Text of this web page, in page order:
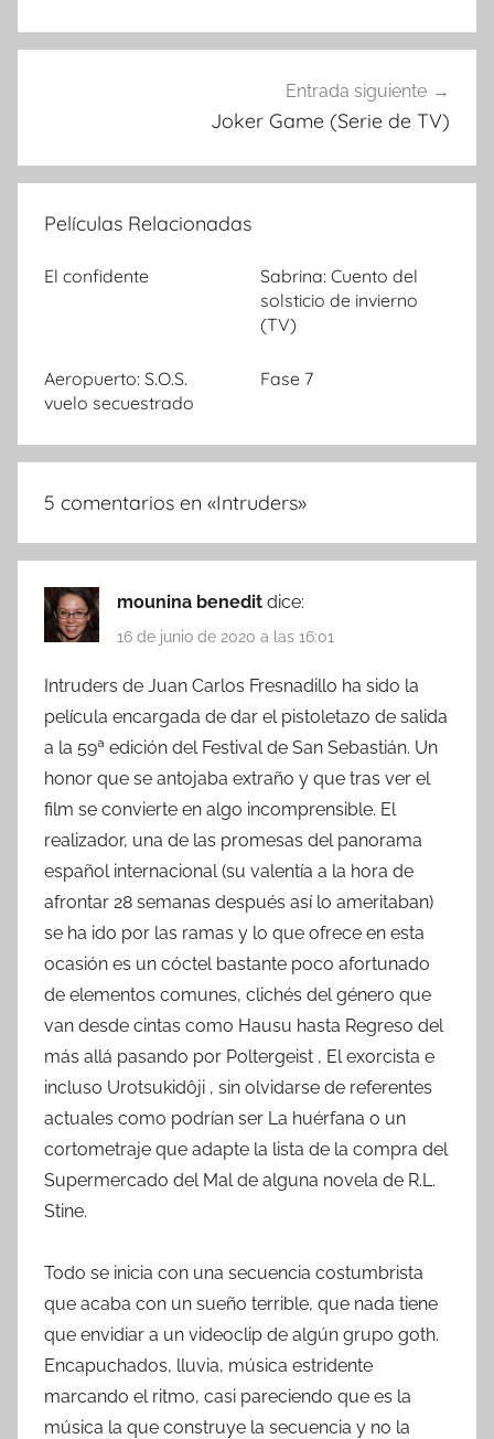
entradas
Entrada siguiente
Joker Game (Serie de TV)
Películas Relacionadas
El confidente
Sabrina: Cuento del
solsticio de invierno
(TV)
Aeropuerto: S.O.S.
vuelo secuestrado
Fase 7
5 comentarios en «Intruders»
mounina benedit dice:
16 de junio de 2020 a las 16:01
Intruders de Juan Carlos Fresnadillo ha sido la
película encargada de dar el pistoletazo de salida
a la 59ª edición del Festival de San Sebastián. Un
honor que se antojaba extraño y que tras ver el
film se convierte en algo incomprensible. El
realizador, una de las promesas del panorama
español internacional (su valentía a la hora de
afrontar 28 semanas después así lo ameritaban)
se ha ido por las ramas y lo que ofrece en esta
ocasión es un cóctel bastante poco afortunado
de elementos comunes, clichés del género que
van desde cintas como Hausu hasta Regreso del
más allá pasando por Poltergeist , El exorcista e
incluso Urotsukidôji , sin olvidarse de referentes
actuales como podrían ser La huérfana o un
cortometraje que adapte la lista de la compra del
Supermercado del Mal de alguna novela de R.L.
Stine.
Todo se inicia con una secuencia costumbrista
que acaba con un sueño terrible, que nada tiene
que envidiar a un videoclip de algún grupo goth.
Encapuchados, lluvia, música estridente
marcando el ritmo, casi pareciendo que es la
música la que construye la secuencia y no la